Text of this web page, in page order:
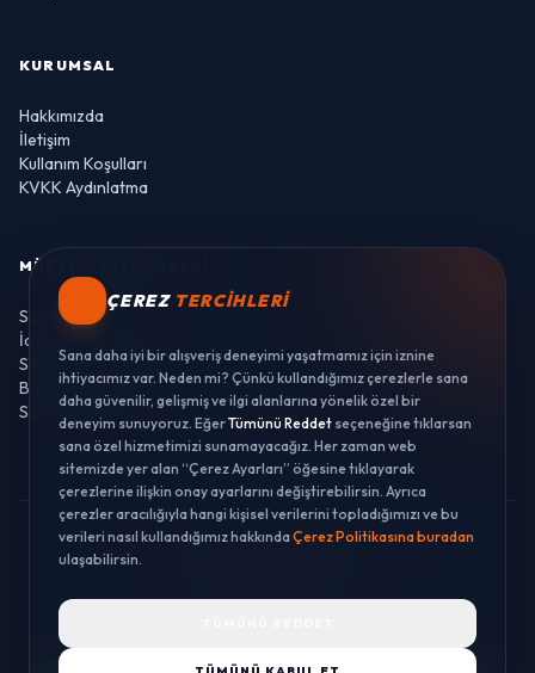
KURUMSAL
Hakkımızda
İletişim
Kullanım Koşulları
KVKK Aydınlatma
MÜŞTERI HIZMETLERI
Sipariş Takibi
İade ve Değişim
Sıkça Sorulan Sorular
Banka Hesaplarımız
Sipariş Takibi
© 2026 LUSTWAY. TÜM HAKLARI SAKLIDIR.
ÇEREZ TERCIHLERI
Sana daha iyi bir alışveriş deneyimi yaşatmamız için iznine
ihtiyacımız var. Neden mi? Çünkü kullandığımız çerezlerle sana
daha güvenilir, gelişmiş ve ilgi alanlarına yönelik özel bir
deneyim sunuyoruz. EğerTümünü Reddet seçeneğine tıklarsan
sana özel hizmetimizi sunamayacağız. Her zaman web
sitemizde yer alan “Çerez Ayarları” öğesine tıklayarak
çerezlerine ilişkin onay ayarlarını değiştirebilirsin. Ayrıca
çerezler aracılığıyla hangi kişisel verilerini topladığımızı ve bu
verileri nasıl kullandığımız hakkındaÇerez Politikasına buradan
ulaşabilirsin.